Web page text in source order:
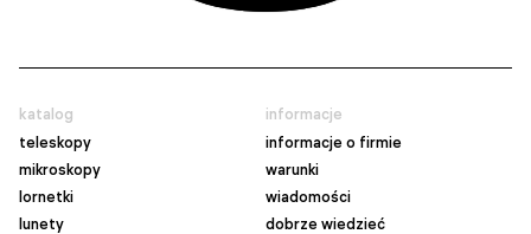
katalog
teleskopy
mikroskopy
lornetki
lunety
informacje
informacje o firmie
warunki
wiadomości
dobrze wiedzieć